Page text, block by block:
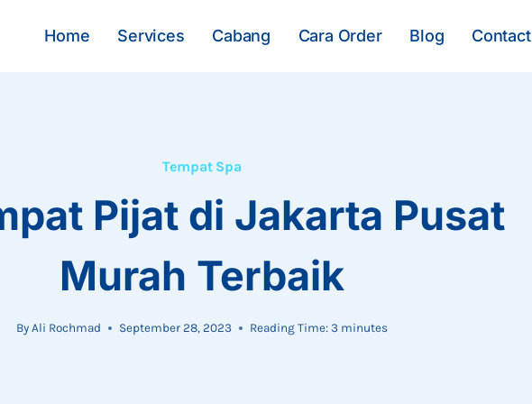
Home Services Cabang Cara Order Blog Contact
Tempat Spa
Pijat di Jakarta Pusat
Murah Terbaik
By Ali Rochmad September 28, 2023 Reading Time: 3 minutes